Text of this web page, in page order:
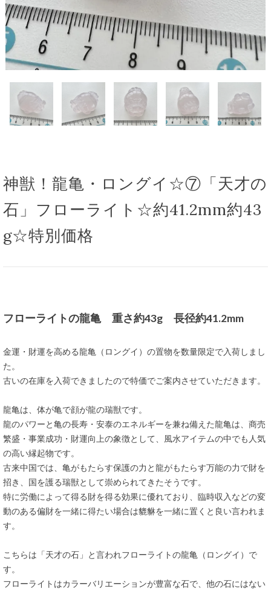
神獣！龍亀・ロングイ☆⑦「天才の
石」フローライト☆約41.2mm約43
g☆特別価格
フローライトの龍亀 重さ約43g 長径約41.2mm
金運・財運を高める龍亀（ロングイ）の置物を数量限定で入荷しまし
た。
古いの在庫を入荷できましたので特価でご案内させていただきます。
龍亀は、体が亀で顔が龍の瑞獣です。
龍のパワーと亀の長寿・安泰のエネルギーを兼ね備えた龍亀は、商売
繁盛・事業成功・財運向上の象徴として、風水アイテムの中でも人気
の高い縁起物です。
古来中国では、亀がもたらす保護の力と龍がもたらす万能の力で財を
招き、国を護る瑞獣として崇められてきたそうです。
特に労働によって得る財を得る効果に優れており、臨時収入などの変
動のある偏財を一緒に得たい場合は貔貅を一緒に置くと良い言われま
す。
こちらは「天才の石」と言われフローライトの龍亀（ロングイ）で
す。
フローライトはカラーバリエーションが豊富な石で、他の石にはない